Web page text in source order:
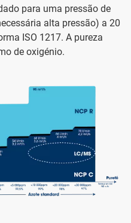
para uma pressão de
alta pressão) a 20
ISO 1217. A pureza
de oxigénio.